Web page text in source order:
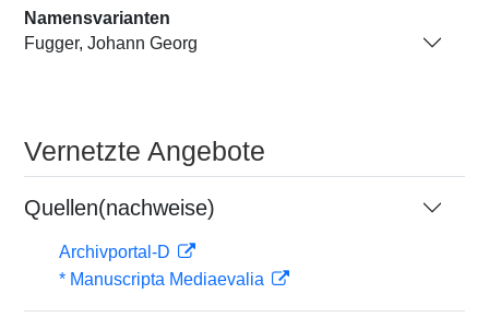
Namensvarianten
Fugger, Johann Georg
Vernetzte Angebote
Quellen(nachweise)
Archivportal-D
* Manuscripta Mediaevalia